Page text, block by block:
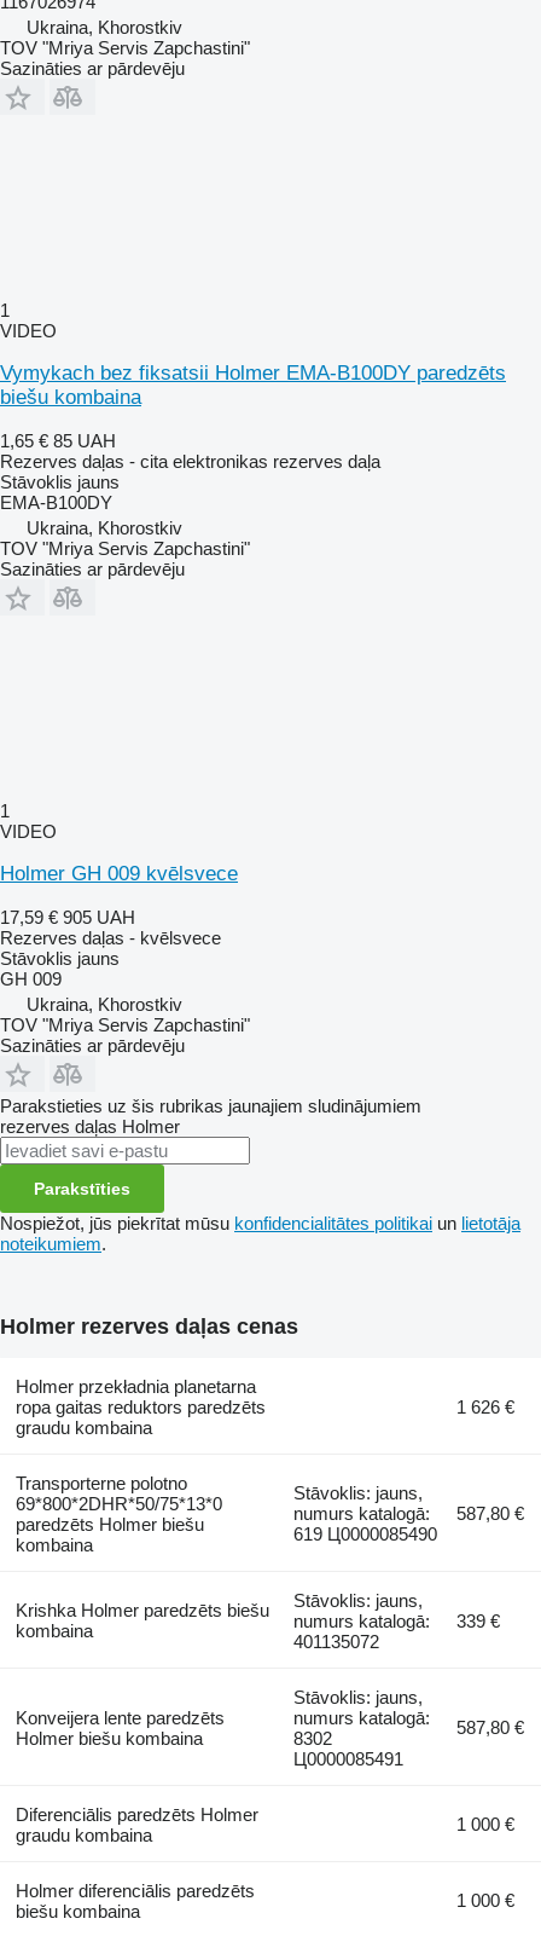
Ukraina, Khorostkiv
TOV "Mriya Servis Zapchastini"
Sazināties ar pārdevēju
1
VIDEO
Vymykach bez fiksatsii Holmer EMA-B100DY paredzēts
biešu kombaina
1,65 € 85 UAH
Rezerves daļas - cita elektronikas rezerves daļa
Stāvoklis jauns
EMA-B100DY
Ukraina, Khorostkiv
TOV "Mriya Servis Zapchastini"
Sazināties ar pārdevēju
1
VIDEO
Holmer GH 009 kvēlsvece
17,59 € 905 UAH
Rezerves daļas - kvēlsvece
Stāvoklis jauns
GH 009
Ukraina, Khorostkiv
TOV "Mriya Servis Zapchastini"
Sazināties ar pārdevēju
Parakstieties uz šis rubrikas jaunajiem sludinājumiem
rezerves daļas Holmer
Parakstīties
Nospiežot, jūs piekrītat mūsu konfidencialitātes politikai un lietotāja
noteikumiem.
Holmer rezerves daļas cenas
Holmer przekładnia planetarna
ropa gaitas reduktors paredzēts
graudu kombaina
1 626 €
Transporterne polotno
69*800*2DHR*50/75*13*0
paredzēts Holmer biešu
kombaina
Stāvoklis: jauns,
numurs katalogā:
619 Ц0000085490
587,80 €
Krishka Holmer paredzēts biešu
kombaina
Stāvoklis: jauns,
numurs katalogā:
401135072
339 €
Konveijera lente paredzēts
Holmer biešu kombaina
Stāvoklis: jauns,
numurs katalogā:
8302
Ц0000085491
587,80 €
Diferenciālis paredzēts Holmer
graudu kombaina
1 000 €
Holmer diferenciālis paredzēts
biešu kombaina
1 000 €